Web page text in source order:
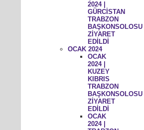
2024 |
GÜRCİSTAN
TRABZON
BAŞKONSOLOSU
ZİYARET
EDİLDİ
OCAK 2024
OCAK
2024 |
KUZEY
KIBRIS
TRABZON
BAŞKONSOLOSU
ZİYARET
EDİLDİ
OCAK
2024 |